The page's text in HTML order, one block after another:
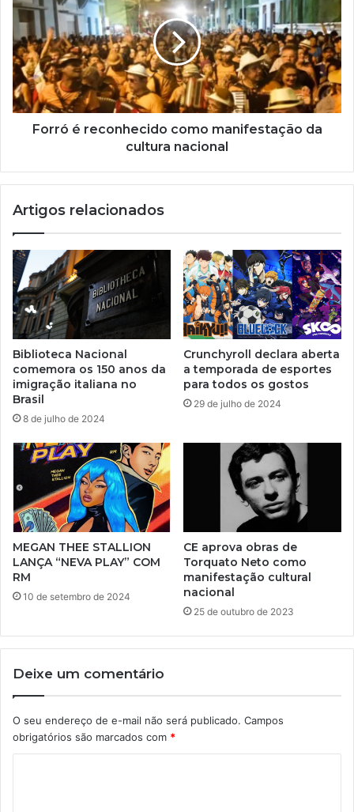
a
l
Forró é reconhecido como manifestação da
cultura nacional
Artigos relacionados
Biblioteca Nacional
comemora os 150 anos da
imigração italiana no
Brasil
8 de julho de 2024
Crunchyroll declara aberta
a temporada de esportes
para todos os gostos
29 de julho de 2024
MEGAN THEE STALLION
LANÇA “NEVA PLAY” COM
RM
10 de setembro de 2024
CE aprova obras de
Torquato Neto como
manifestação cultural
nacional
25 de outubro de 2023
Deixe um comentário
O seu endereço de e-mail não será publicado. Campos
obrigatórios são marcados com *